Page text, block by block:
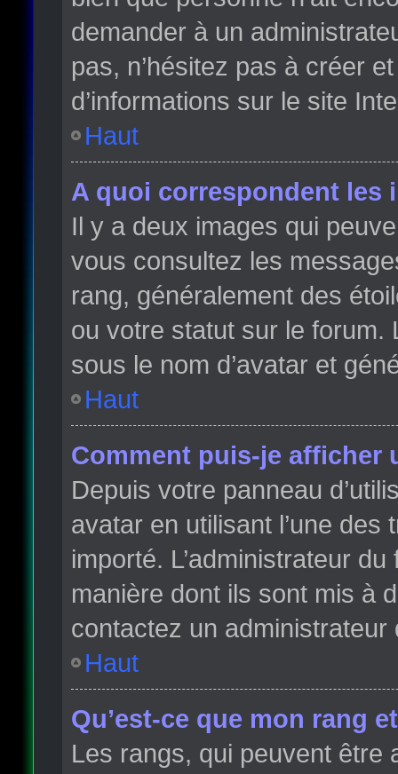
demander à un
pas, n’hésitez pas à créer
d’informations sur le site
Haut
A quoi correspondent les
Il y a deux images qui
vous consultez les
rang, généralement des
ou votre statut sur le forum.
sous le nom d’avatar et
Haut
Comment puis-je afficher
Depuis votre panneau
avatar en utilisant l’une
importé. L’administrateur
manière dont ils sont mis à
contactez un administrateur
Haut
Qu’est-ce que mon rang
Les rangs, qui peuvent être